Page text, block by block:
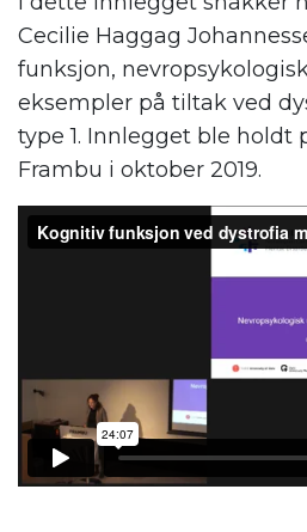
Cecilie Haggag
funksjon,
eksempler på tiltak ved
type 1. Innlegget ble holdt
Frambu i oktober 2019.